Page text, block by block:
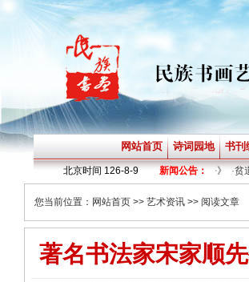
网站首页 诗词园地 书刊
北京时间 126-8-9 新闻公告：
贫道子诗词《不赶路》·贫道子诗词《暗夜乎》 · 贫道
您当前位置： 网站首页 >> 艺术资讯 >> 阅读文章
著名书法家宋家顺